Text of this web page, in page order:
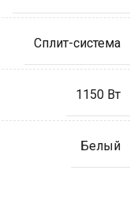
Сплит-система
1150 Вт
Белый